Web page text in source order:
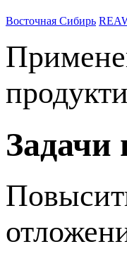
Восточная Сибирь
Задачи